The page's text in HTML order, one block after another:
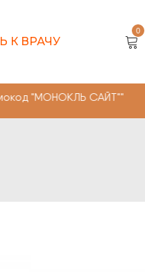
К ВРАЧУ
0
САЙТ"" -